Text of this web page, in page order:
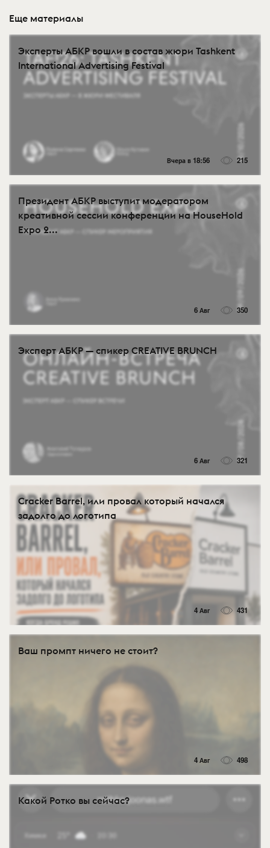
Еще материалы
Эксперты АБКР вошли в состав жюри Tashkent
International Advertising Festival
Вчера в 18:56 215
Президент АБКР выступит модератором
креативной сессии конференции на HouseHold
Expo 2...
6 Авг 350
Эксперт АБКР — спикер CREATIVE BRUNCH
6 Авг 321
Cracker Barrel, или провал который начался
задолго до логотипа
4 Авг 431
Ваш промпт ничего не стоит?
4 Авг 498
Какой Ротко вы сейчас?